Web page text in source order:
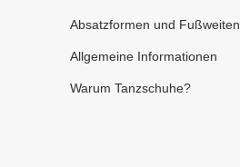
Absatzformen und Fußweiten
Allgemeine Informationen
Warum Tanzschuhe?